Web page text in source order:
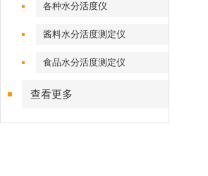
各种水分活度仪
酱料水分活度测定仪
食品水分活度测定仪
查看更多